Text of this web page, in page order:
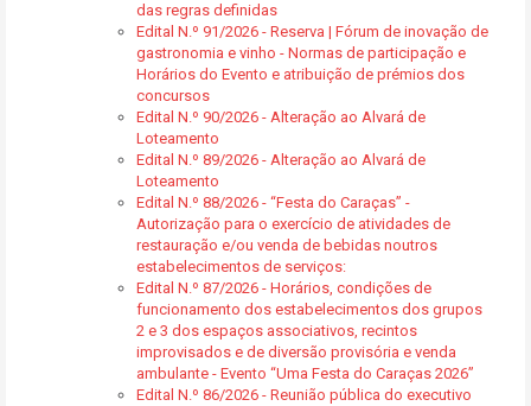
das regras definidas
Edital N.º 91/2026 - Reserva | Fórum de inovação de
gastronomia e vinho - Normas de participação e
Horários do Evento e atribuição de prémios dos
concursos
Edital N.º 90/2026 - Alteração ao Alvará de
Loteamento
Edital N.º 89/2026 - Alteração ao Alvará de
Loteamento
Edital N.º 88/2026 - “Festa do Caraças” -
Autorização para o exercício de atividades de
restauração e/ou venda de bebidas noutros
estabelecimentos de serviços:
Edital N.º 87/2026 - Horários, condições de
funcionamento dos estabelecimentos dos grupos
2 e 3 dos espaços associativos, recintos
improvisados e de diversão provisória e venda
ambulante - Evento “Uma Festa do Caraças 2026”
Edital N.º 86/2026 - Reunião pública do executivo